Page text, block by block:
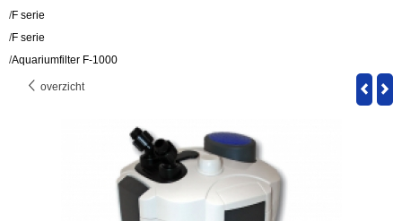
/F serie
/F serie
/Aquariumfilter F-1000
overzicht